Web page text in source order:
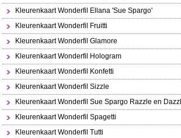
Kleurenkaart Wonderfil Ellana 'Sue Spargo'
Kleurenkaart Wonderfil Fruitti
Kleurenkaart Wonderfil Glamore
Kleurenkaart Wonderfil Hologram
Kleurenkaart Wonderfil Konfetti
Kleurenkaart Wonderfil Sizzle
Kleurenkaart Wonderfil Sue Spargo Razzle en
Kleurenkaart Wonderfil Spagetti
Kleurenkaart Wonderfil Tutti